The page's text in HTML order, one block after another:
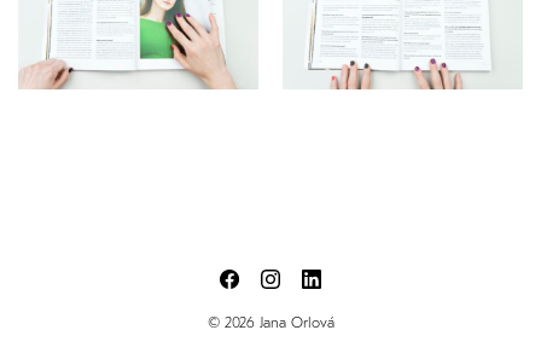
© 2026 Jana Orlová